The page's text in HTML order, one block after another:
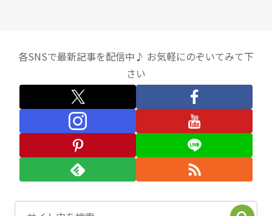
各SNSで最新記事を配信中♪ お気軽にのぞいてみて下
さい